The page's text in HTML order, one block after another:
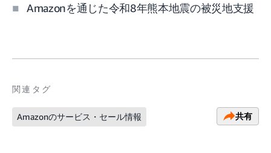
Amazonを通じた令和8年熊本地震の被災地支援
関連タグ
Amazonのサービス・セール情報 共有